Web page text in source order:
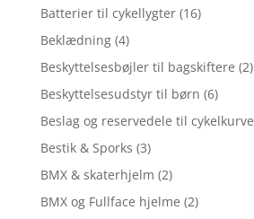
Batterier til cykellygter (16)
Beklædning (4)
Beskyttelsesbøjler til bagskiftere (2)
Beskyttelsesudstyr til børn (6)
Beslag og reservedele til cykelkurve
Bestik & Sporks (3)
BMX & skaterhjelm (2)
BMX og Fullface hjelme (2)